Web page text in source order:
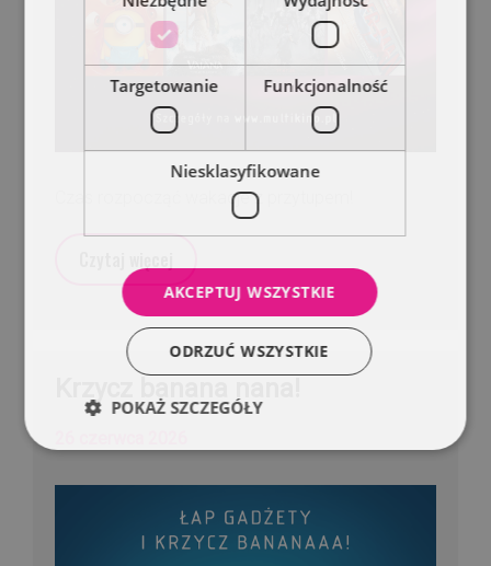
Czas rozpocząć wakacje z przytupem!
Targetowanie Funkcjonalność
Niesklasyfikowane
AKCEPTUJ WSZYSTKIE
ODRZUĆ WSZYSTKIE
POKAŻ SZCZEGÓŁY